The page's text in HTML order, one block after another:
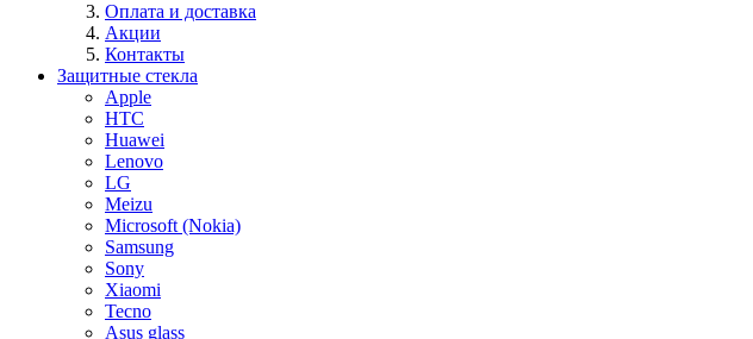
Оплата и доставка
Акции
Контакты
Защитные стекла
Apple
HTC
Huawei
Lenovo
LG
Meizu
Microsoft (Nokia)
Samsung
Sony
Xiaomi
Tecno
Asus glass